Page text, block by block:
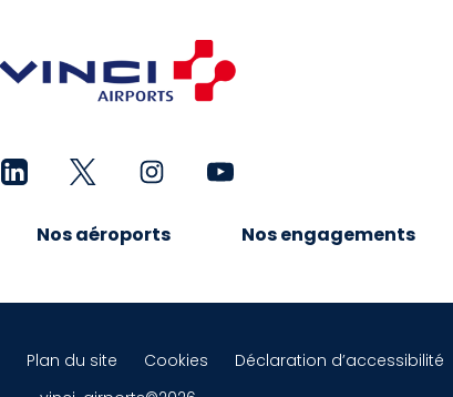
Nos aéroports Nos engagements
Plan du site Cookies Déclaration d’accessibilité